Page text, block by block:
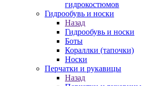
гидрокостюмов
Гидрообувь и носки
Назад
Гидрообувь и носки
Боты
Кораллки (тапочки)
Носки
Перчатки и рукавицы
Назад